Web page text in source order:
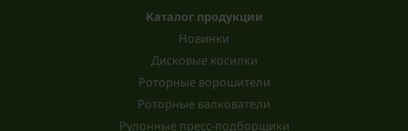
Каталог продукции
Новинки
Дисковые косилки
Роторные ворошители
Роторные валкователи
Рулонные пресс-подборщики